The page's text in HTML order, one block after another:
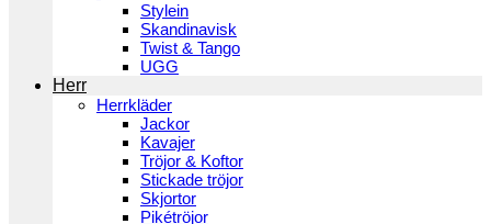
Stylein
Skandinavisk
Twist & Tango
UGG
Herr
Herrkläder
Jackor
Kavajer
Tröjor & Koftor
Stickade tröjor
Skjortor
Pikétröjor